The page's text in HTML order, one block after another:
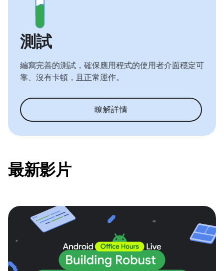
測試
編寫完善的測試，確保應用程式的使用者介面穩定可
靠、沒有卡頓，且正常運作。
瞭解詳情
最新影片